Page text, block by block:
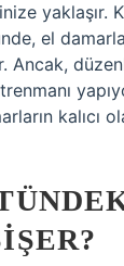
yaklaşır.
el
Ancak,
kalıcı